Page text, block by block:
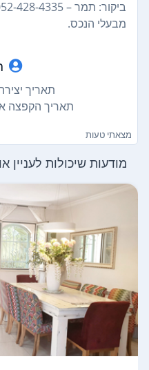
מבעלי הנכס.
תאריך יצירה: 05/06/
תאריך הקפצה אחרון:
מצאתי טעות
מודעות שיכולות לעניין